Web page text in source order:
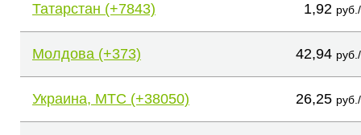
Татарстан (+7843) 1,92
Молдова (+373) 42,94
Украина, МТС (+38050) 26,25